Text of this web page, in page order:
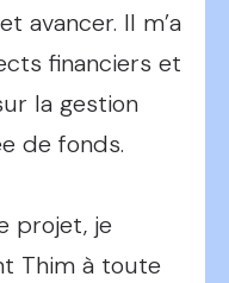
avancer. Il m’a
financiers et
la gestion
de fonds.
projet, je
Thim à toute